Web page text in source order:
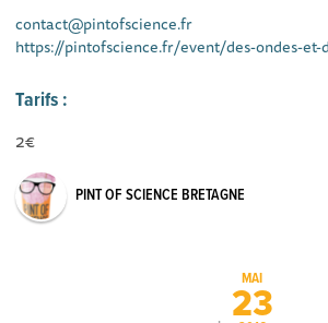
contact@pintofscience.fr
https://pintofscience.fr/event/des-ondes-et-
Tarifs :
2€
PINT OF SCIENCE BRETAGNE
MAI
23